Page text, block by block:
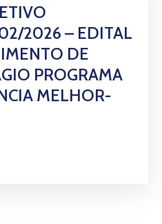
2026 – EDITAL
DE
PROGRAMA
MELHOR-